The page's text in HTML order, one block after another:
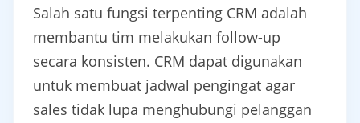
Salah satu fungsi terpenting CRM adalah
membantu tim melakukan follow-up
secara konsisten. CRM dapat digunakan
untuk membuat jadwal pengingat agar
sales tidak lupa menghubungi pelanggan